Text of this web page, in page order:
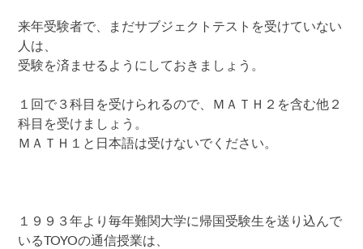
来年受験者で、まだサブジェクトテストを受けていない
人は、
受験を済ませるようにしておきましょう。
１回で３科目を受けられるので、ＭＡＴＨ２を含む他２
科目を受けましょう。
ＭＡＴＨ１と日本語は受けないでください。
１９９３年より毎年難関大学に帰国受験生を送り込んで
いるTOYOの通信授業は、